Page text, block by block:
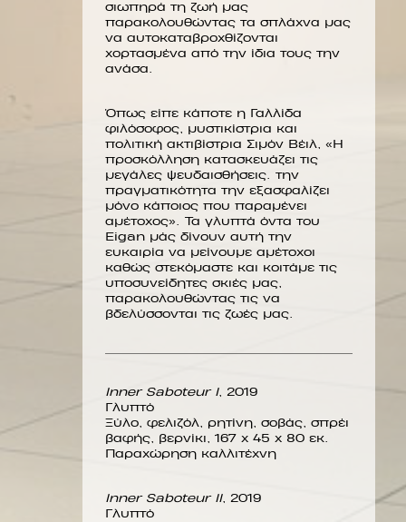
σιωπηρά τη ζωή μας
παρακολουθώντας τα σπλάχνα μας
να αυτοκαταβροχθίζονται
χορτασμένα από την ίδια τους την
ανάσα.
Όπως είπε κάποτε η Γαλλίδα
φιλόσοφος, μυστικίστρια και
πολιτική ακτιβίστρια Σιμόν Βέιλ, «Η
προσκόλληση κατασκευάζει τις
μεγάλες ψευδαισθήσεις. την
πραγματικότητα την εξασφαλίζει
μόνο κάποιος που παραμένει
αμέτοχος». Τα γλυπτά όντα του
Eigan μάς δίνουν αυτή την
ευκαιρία να μείνουμε αμέτοχοι
καθώς στεκόμαστε και κοιτάμε τις
υποσυνείδητες σκιές μας,
παρακολουθώντας τις να
βδελύσσονται τις ζωές μας.
Inner Saboteur I, 2019
Γλυπτό
Ξύλο, φελιζόλ, ρητίνη, σοβάς, σπρέι
βαφής, βερνίκι, 167 x 45 x 80 εκ.
Παραχώρηση καλλιτέχνη
Inner Saboteur II, 2019
Γλυπτό